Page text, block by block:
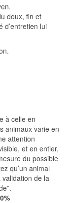
doux, fin et
d’entretien lui
à celle en
animaux varie en
attention
et en entier,
du possible
qu’un animal
de la